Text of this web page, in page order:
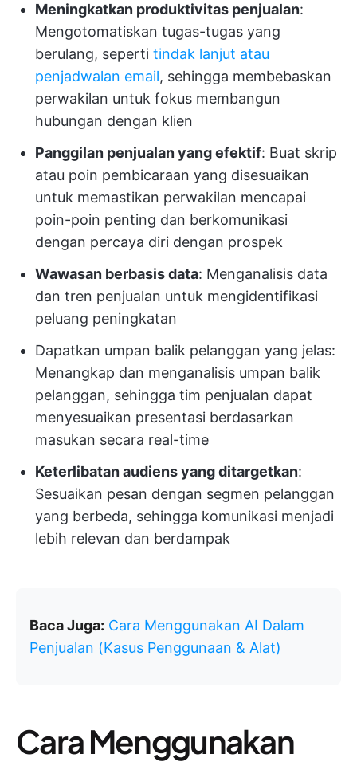
Meningkatkan produktivitas penjualan:
Mengotomatiskan tugas-tugas yang
berulang, seperti tindak lanjut atau
penjadwalan email, sehingga membebaskan
perwakilan untuk fokus membangun
hubungan dengan klien
Panggilan penjualan yang efektif: Buat skrip
atau poin pembicaraan yang disesuaikan
untuk memastikan perwakilan mencapai
poin-poin penting dan berkomunikasi
dengan percaya diri dengan prospek
Wawasan berbasis data: Menganalisis data
dan tren penjualan untuk mengidentifikasi
peluang peningkatan
Dapatkan umpan balik pelanggan yang jelas:
Menangkap dan menganalisis umpan balik
pelanggan, sehingga tim penjualan dapat
menyesuaikan presentasi berdasarkan
masukan secara real-time
Keterlibatan audiens yang ditargetkan:
Sesuaikan pesan dengan segmen pelanggan
yang berbeda, sehingga komunikasi menjadi
lebih relevan dan berdampak
Baca Juga: Cara Menggunakan AI Dalam
Penjualan (Kasus Penggunaan & Alat)
Cara Menggunakan